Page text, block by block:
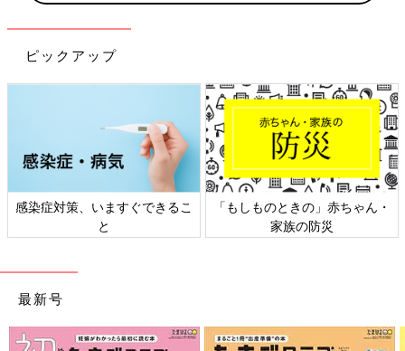
前足首からかかとに向けて、斜め 45度方向にベルトがついてい
るものがいいでしょう。
ピックアップ
感染症対策、いますぐできるこ
と
「もしものときの」赤ちゃん・
家族の防災
最新号